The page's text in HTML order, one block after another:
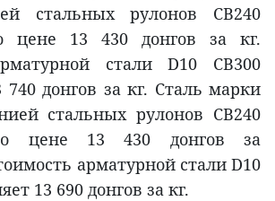
стальных рулонов CB240
цене 13 430 донгов за кг.
стали D10 CB300
740 донгов за кг. Сталь марки
стальных рулонов CB240
цене 13 430 донгов за
арматурной стали D10
13 690 донгов за кг.